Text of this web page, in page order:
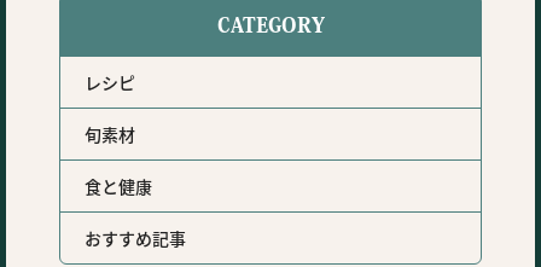
CATEGORY
レシピ
旬素材
食と健康
おすすめ記事